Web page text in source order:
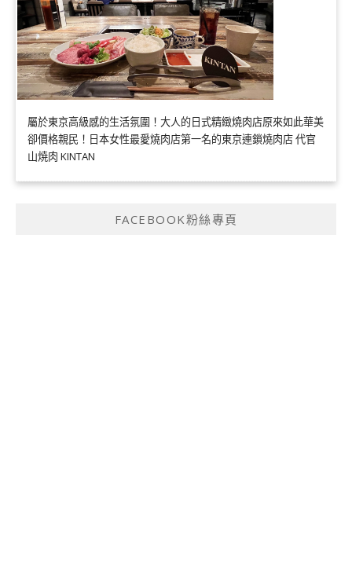
屬於東京高級感的生活氛圍！大人的日式精緻燒肉店原來如此華美
卻價格親民！日本女性最愛燒肉店第一名的東京連鎖燒肉店 代官
山焼肉 KINTAN
FACEBOOK粉絲專頁